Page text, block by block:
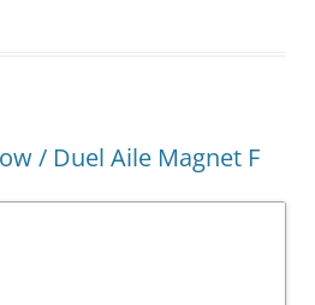
/ Duel Aile Magnet F